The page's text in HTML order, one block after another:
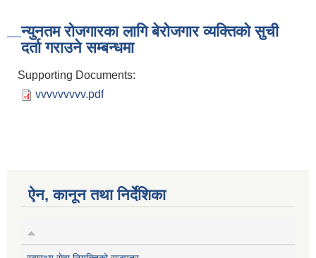
न्युनतम रोजगारका लागि बेरोजगार व्यक्तिको सुची
दर्ता गराउने सम्बन्धमा
Supporting Documents:
vvvvvvvvv.pdf
ऐन, कानून तथा निर्देशिका